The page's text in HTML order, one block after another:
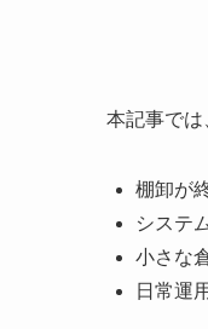
本記事では
棚卸が
システ
小さな
日常運